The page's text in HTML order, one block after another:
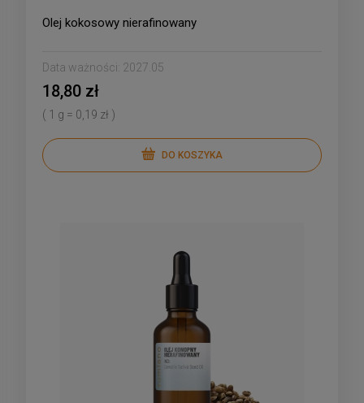
Olej kokosowy nierafinowany
Data ważności: 2027.05
18,80 zł
( 1 g = 0,19 zł )
DO KOSZYKA